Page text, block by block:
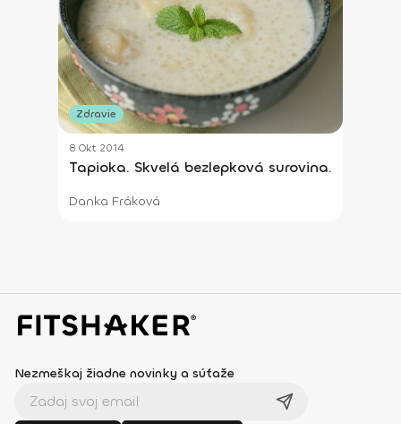
Zdravie
8 Okt 2014
Tapioka. Skvelá bezlepková surovina.
Danka Fráková
Nezmeškaj žiadne novinky a súťaže